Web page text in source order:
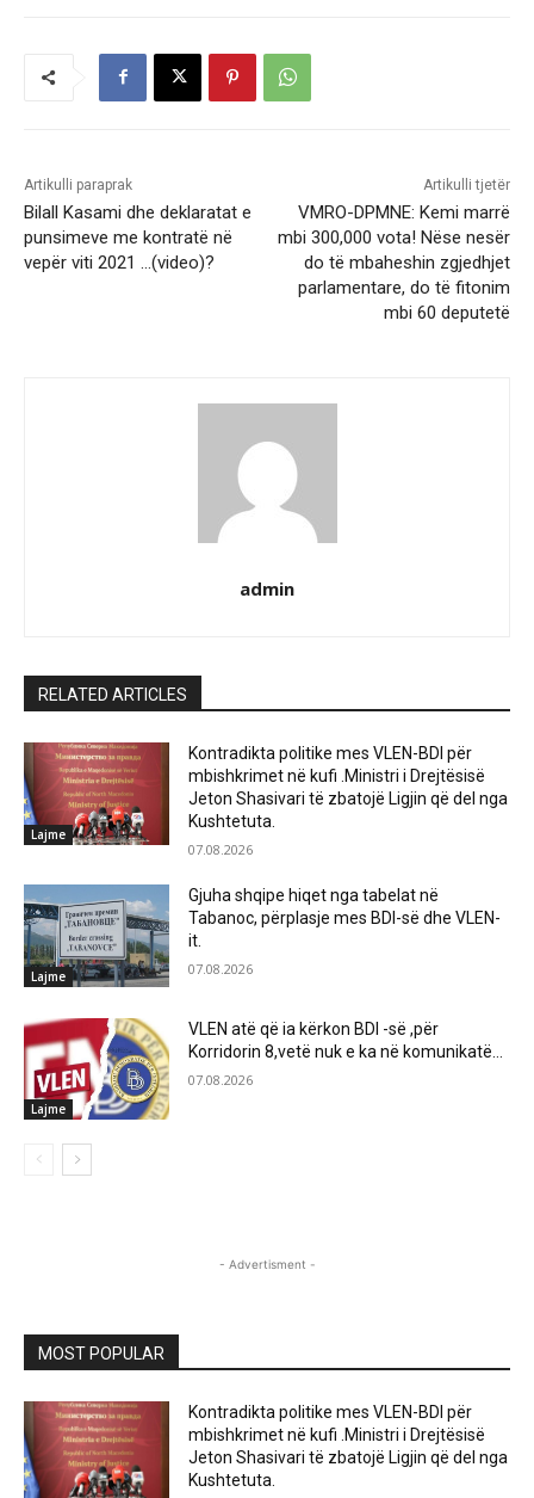
Artikulli paraprak
Bilall Kasami dhe deklaratat e
punsimeve me kontratë në
vepër viti 2021 …(video)?
Artikulli tjetër
VMRO-DPMNE: Kemi marrë
mbi 300,000 vota! Nëse nesër
do të mbaheshin zgjedhjet
parlamentare, do të fitonim
mbi 60 deputetë
admin
RELATED ARTICLES
Lajme
Kontradikta politike mes VLEN-BDI për
mbishkrimet në kufi .Ministri i Drejtësisë
Jeton Shasivari të zbatojë Ligjin që del nga
Kushtetuta.
07.08.2026
Lajme
Gjuha shqipe hiqet nga tabelat në
Tabanoc, përplasje mes BDI-së dhe VLEN-
it.
07.08.2026
Lajme
VLEN atë që ia kërkon BDI -së ,për
Korridorin 8,vetë nuk e ka në komunikatë…
07.08.2026
- Advertisment -
MOST POPULAR
Kontradikta politike mes VLEN-BDI për
mbishkrimet në kufi .Ministri i Drejtësisë
Jeton Shasivari të zbatojë Ligjin që del nga
Kushtetuta.